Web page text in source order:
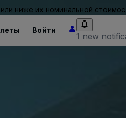
ниже их номинальной
Войти
1 new